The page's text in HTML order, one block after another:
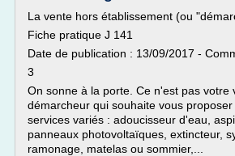
La vente hors établissement (ou
Fiche pratique J 141
Date de publication : 13/09/2017 -
3
On sonne à la porte. Ce n'est pas votre
démarcheur qui souhaite vous
services variés : adoucisseur d'eau,
panneaux photovoltaïques, extincteur,
ramonage, matelas ou sommier,...